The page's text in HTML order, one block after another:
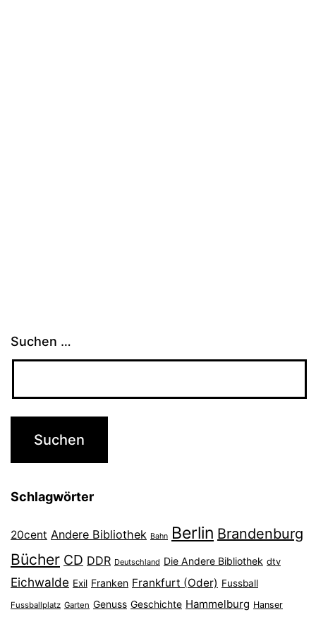
Suchen …
Schlagwörter
20cent Andere Bibliothek Bahn Berlin Brandenburg
Bücher CD DDR Deutschland Die Andere Bibliothek dtv
Eichwalde Exil Franken Frankfurt (Oder) Fussball
Fussballplatz Garten Genuss Geschichte Hammelburg Hanser